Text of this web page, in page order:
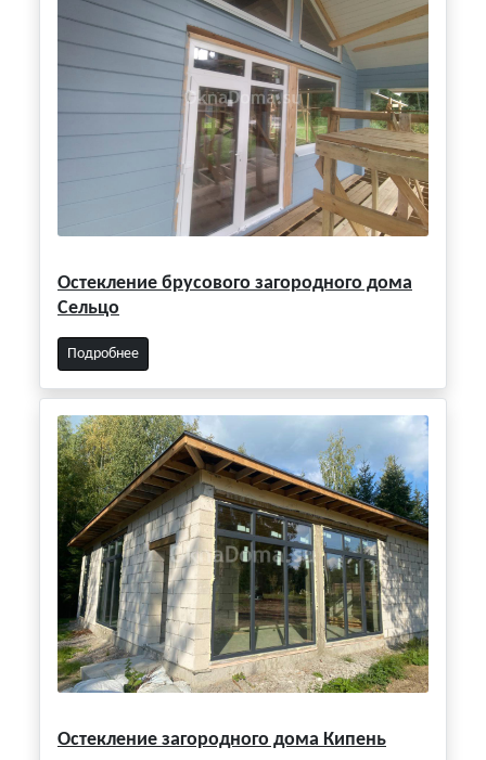
Остекление брусового загородного дома
Сельцо
Подробнее
Остекление загородного дома Кипень